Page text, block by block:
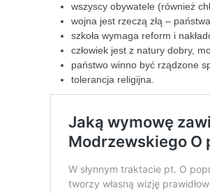
wszyscy obywatele (również
wojna jest rzeczą złą –
szkoła wymaga reform i
człowiek jest z natury dobry,
państwo winno być rządzone
tolerancja religijna.